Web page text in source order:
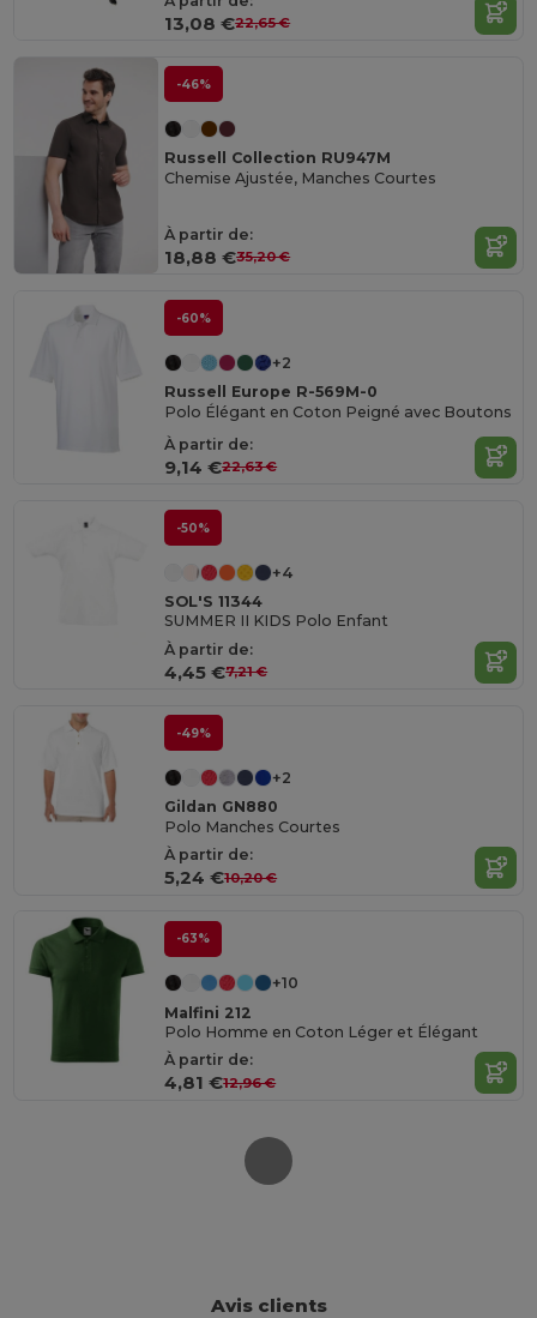
13,08 €22,65 €
-46%
Russell Collection RU947M
Chemise Ajustée, Manches Courtes
À partir de:
18,88 €35,20 €
-60%
+2
Russell Europe R-569M-0
Polo Élégant en Coton Peigné avec Boutons
À partir de:
9,14 €22,63 €
-50%
+4
SOL'S 11344
SUMMER II KIDS Polo Enfant
À partir de:
4,45 €7,21 €
-49%
+2
Gildan GN880
Polo Manches Courtes
À partir de:
5,24 €10,20 €
-63%
+10
Malfini 212
Polo Homme en Coton Léger et Élégant
À partir de:
4,81 €12,96 €
Avis clients